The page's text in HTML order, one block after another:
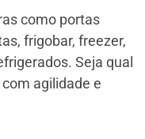
como portas
frigobar, freezer,
Seja qual
agilidade e